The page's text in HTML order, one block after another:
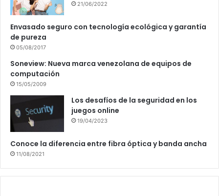
21/06/2022
Envasado seguro con tecnología ecológica y garantía
de pureza
05/08/2017
Soneview: Nueva marca venezolana de equipos de
computación
15/05/2009
Los desafíos de la seguridad en los
juegos online
19/04/2023
Conoce la diferencia entre fibra óptica y banda ancha
11/08/2021